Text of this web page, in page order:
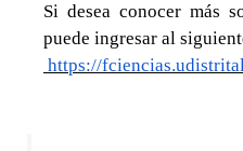
Si desea conocer más
puede ingresar al
https://